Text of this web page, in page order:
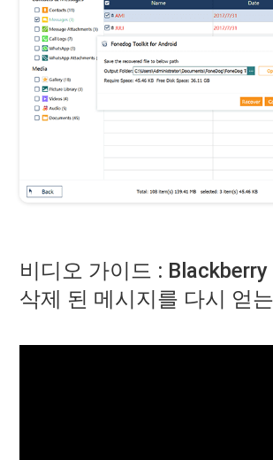
비디오 가이드 : Blackberry
삭제 된 메시지를 다시 얻